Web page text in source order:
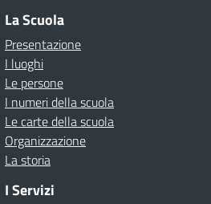
La Scuola
Presentazione
I luoghi
Le persone
I numeri della scuola
Le carte della scuola
Organizzazione
La storia
I Servizi